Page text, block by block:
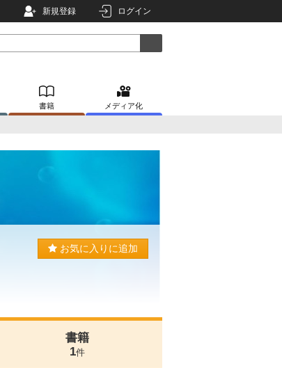
新規登録 ログイン
書籍 メディア化
お気に入りに追加
書籍
1件